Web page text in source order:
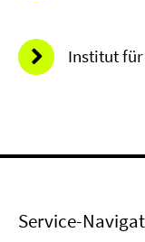
Institut
Service-